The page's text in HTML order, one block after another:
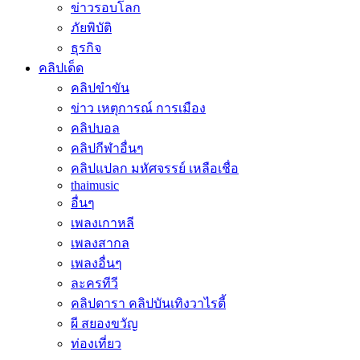
ข่าวรอบโลก
ภัยพิบัติ
ธุรกิจ
คลิปเด็ด
คลิปขำขัน
ข่าว เหตุการณ์ การเมือง
คลิปบอล
คลิปกีฬาอื่นๆ
คลิปแปลก มหัศจรรย์ เหลือเชื่อ
thaimusic
อื่นๆ
เพลงเกาหลี
เพลงสากล
เพลงอื่นๆ
ละครทีวี
คลิปดารา คลิปบันเทิงวาไรตี้
ผี สยองขวัญ
ท่องเที่ยว